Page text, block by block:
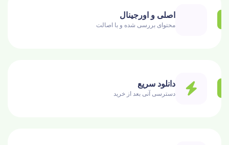
اصلی و اورجینال
محتوای بررسی شده و با اصالت
دانلود سریع
دسترسی آنی بعد از خرید